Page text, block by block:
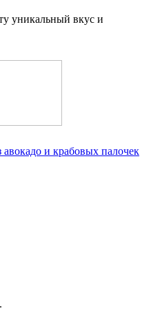
уникальный вкус и
и крабовых палочек